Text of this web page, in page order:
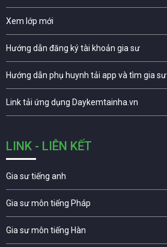
Xem lớp mới
Hướng dẫn đăng ký tài khoản gia sư
Hướng dẫn phụ huynh tải app và tìm gia sư
Link tải ứng dụng Daykemtainha.vn
LINK - LIÊN KẾT
Gia sư tiếng anh
Gia sư môn tiếng Pháp
Gia sư môn tiếng Hàn